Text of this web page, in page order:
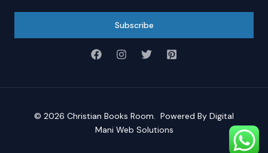
Subscribe
© 2026 Christian Books Room. Powered By Digital
Mani Web Solutions